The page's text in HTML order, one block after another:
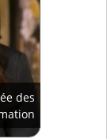
des